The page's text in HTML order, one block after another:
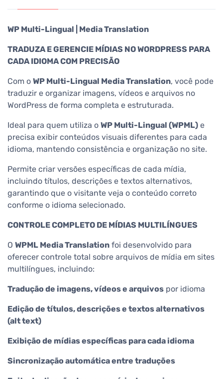
WP Multi-Lingual | Media Translation
TRADUZA E GERENCIE MÍDIAS NO WORDPRESS PARA
CADA IDIOMA COM PRECISÃO
Com o WP Multi-Lingual Media Translation, você pode
traduzir e organizar imagens, vídeos e arquivos no
WordPress de forma completa e estruturada.
Ideal para quem utiliza o WP Multi-Lingual (WPML) e
precisa exibir conteúdos visuais diferentes para cada
idioma, mantendo consistência e organização no site.
Permite criar versões específicas de cada mídia,
incluindo títulos, descrições e textos alternativos,
garantindo que o visitante veja o conteúdo correto
conforme o idioma selecionado.
CONTROLE COMPLETO DE MÍDIAS MULTILÍNGUES
O WPML Media Translation foi desenvolvido para
oferecer controle total sobre arquivos de mídia em sites
multilíngues, incluindo:
Tradução de imagens, vídeos e arquivos por idioma
Edição de títulos, descrições e textos alternativos
(alt text)
Exibição de mídias específicas para cada idioma
Sincronização automática entre traduções